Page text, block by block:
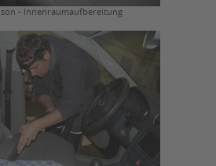
- Innenraumaufbereitung